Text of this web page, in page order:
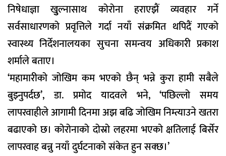
निषेधाज्ञा खुुल्नासाथ कोरोना हराएझैं व्यवहार गर्ने
सर्वसाधारणको प्रवृत्तिले गर्दा नयाँ संक्रमित थपिदैं गएको
स्वास्थ्य निर्देशनालयका सुचना समन्वय अधिकारी प्रकाश
शर्माले बताए।
‘महामारीको जोखिम कम भएको छैन् भन्ने कुरा हामी सबैले
बुझ्नुपर्दछ’, डा. प्रमोद यादवले भने, ‘पछिल्लो समय
लापरवाहीले आगामी दिनमा अझ बढि जोखिम निम्त्याउने खतरा
बढाएको छ। कोरोनाको दोस्रो लहरमा भएको क्षतिलाई बिर्सेर
लापरवाह बन्नु नयाँ दुर्घटनाको संकेत हुन सक्छ।’